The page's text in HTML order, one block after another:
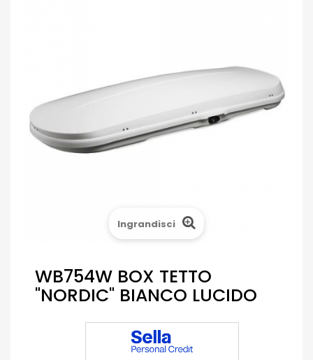
Ingrandisci
WB754W BOX TETTO
"NORDIC" BIANCO LUCIDO